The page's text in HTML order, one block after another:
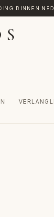
BINNEN